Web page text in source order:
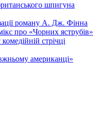
шпигуна
роману А. Дж. Фінна
про «Чорних яструбів»
стрічці
американці»